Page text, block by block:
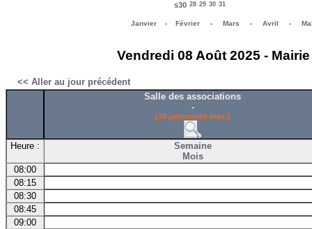
s30 28 29 30 31
Janvier- Février- Mars - Avril -
Vendredi 08 Août 2025 -
<< Aller au jour précédent
Salle des associations
-
(30 personnes max.)
Heure :
Semaine
Mois
08:00
08:15
08:30
08:45
09:00